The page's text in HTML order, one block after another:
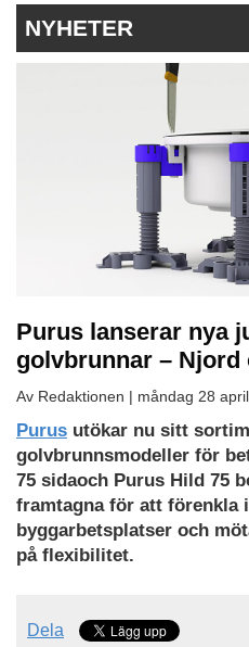
NYHETER
Purus lanserar nya
golvbrunnar – Njord
Av Redaktionen | måndag 28
Purus utökar nu sitt
golvbrunnsmodeller för
75 sidaoch Purus Hild 75
framtagna för att förenkla
byggarbetsplatser och
på flexibilitet.
Dela